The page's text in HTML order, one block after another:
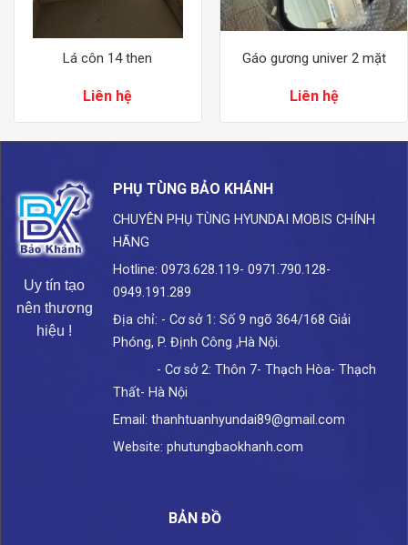
Lá côn 14 then
Liên hệ
Gáo gương univer 2 mặt
Liên hệ
Uy tín tạo
nên thương
hiệu !
PHỤ TÙNG BẢO KHÁNH
CHUYÊN PHỤ TÙNG HYUNDAI MOBIS CHÍNH
HÃNG
Hotline: 0973.628.119- 0971.790.128-
0949.191.289
Địa chỉ: - Cơ sở 1: Số 9 ngõ 364/168 Giải
Phóng, P. Định Công ,Hà Nội.
- Cơ sở 2: Thôn 7- Thạch Hòa- Thạch
Thất- Hà Nội
Email: thanhtuanhyundai89@gmail.com
Website: phutungbaokhanh.com
BẢN ĐỒ